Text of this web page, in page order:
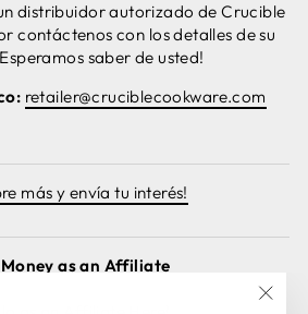
distribuidor autorizado de Crucible
contáctenos con los detalles de su
saber de usted!
retailer@cruciblecookware.com
más y envía tu interés!
as an Affiliate